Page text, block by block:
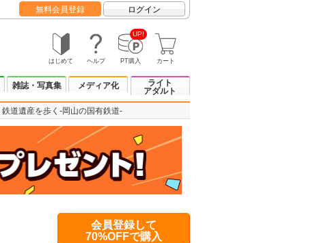
無料会員登録 ログイン
はじめて ヘルプ
UP!
PT購入 カート
雑誌・写真集 メディア化
ライト
アダルト
鉄道遺産を歩く-岡山の国有鉄道-
会員登録して
70%OFFで購入